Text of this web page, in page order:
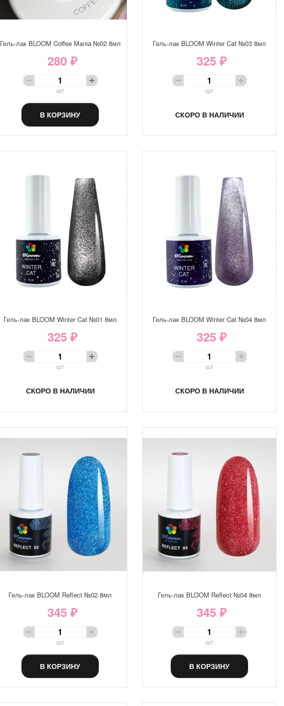
Гель-лак BLOOM Coffee Mania №02 8мл
280 ₽
шт
В КОРЗИНУ
Гель-лак BLOOM Winter Cat №03 8мл
325 ₽
шт
СКОРО В НАЛИЧИИ
Гель-лак BLOOM Winter Cat №01 8мл
325 ₽
шт
СКОРО В НАЛИЧИИ
Гель-лак BLOOM Winter Cat №04 8мл
325 ₽
шт
СКОРО В НАЛИЧИИ
Гель-лак BLOOM Reflect №02 8мл
345 ₽
шт
В КОРЗИНУ
Гель-лак BLOOM Reflect №04 8мл
345 ₽
шт
В КОРЗИНУ